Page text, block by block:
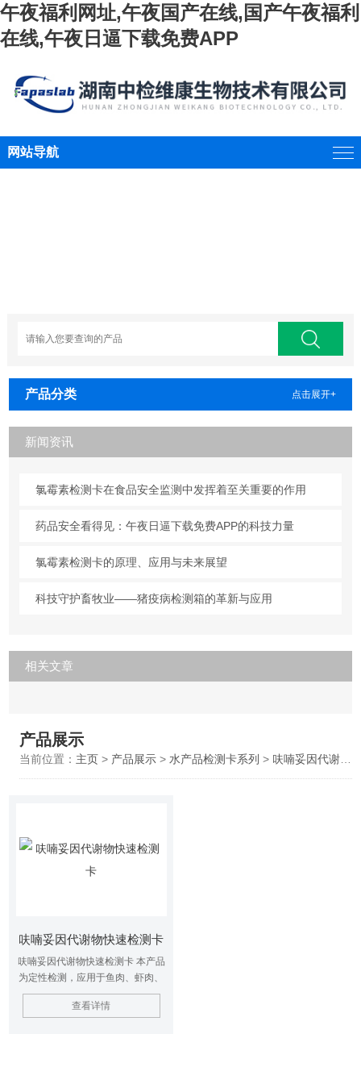
午夜福利网址,午夜国产在线,国产午夜福利
在线,午夜日逼下载免费APP
网站导航
产品分类 点击展开+
新闻资讯
氯霉素检测卡在食品安全监测中发挥着至关重要的作用
药品安全看得见：午夜日逼下载免费APP的科技力量
氯霉素检测卡的原理、应用与未来展望
科技守护畜牧业——猪疫病检测箱的革新与应用
相关文章
产品展示
当前位置： 主页> 产品展示> 水产品检测卡系列 > 呋喃妥因代谢物快速检测卡
呋喃妥因代谢物快速检测卡
呋喃妥因代谢物快速检测卡 本产品
为定性检测，应用于鱼肉、虾肉、
禽肉等中的呋喃妥因代谢物残留检
测。整个检测过程只需60min左
查看详情